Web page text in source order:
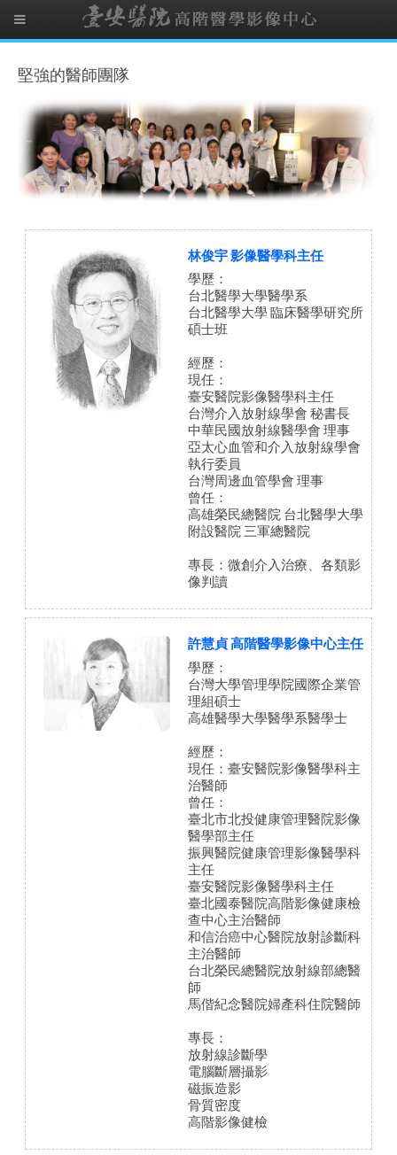
堅強的醫師團隊
林俊宇 影像醫學科主任
學歷：
台北醫學大學醫學系
台北醫學大學 臨床醫學研究所
碩士班
經歷：
現任：
臺安醫院影像醫學科主任
台灣介入放射線學會 秘書長
中華民國放射線醫學會 理事
亞太心血管和介入放射線學會
執行委員
台灣周邊血管學會 理事
曾任：
高雄榮民總醫院 台北醫學大學
附設醫院 三軍總醫院
專長：微創介入治療、各類影
像判讀
許慧貞 高階醫學影像中心主任
學歷：
台灣大學管理學院國際企業管
理組碩士
高雄醫學大學醫學系醫學士
經歷：
現任：臺安醫院影像醫學科主
治醫師
曾任：
臺北市北投健康管理醫院影像
醫學部主任
振興醫院健康管理影像醫學科
主任
臺安醫院影像醫學科主任
臺北國泰醫院高階影像健康檢
查中心主治醫師
和信治癌中心醫院放射診斷科
主治醫師
台北榮民總醫院放射線部總醫
師
馬偕紀念醫院婦產科住院醫師
專長：
放射線診斷學
電腦斷層攝影
磁振造影
骨質密度
高階影像健檢